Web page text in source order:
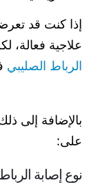
إذا كنت قد
علاجية فعالة،
الرباط الصليبي
بالإضافة إلى
على:
نوع إصابة